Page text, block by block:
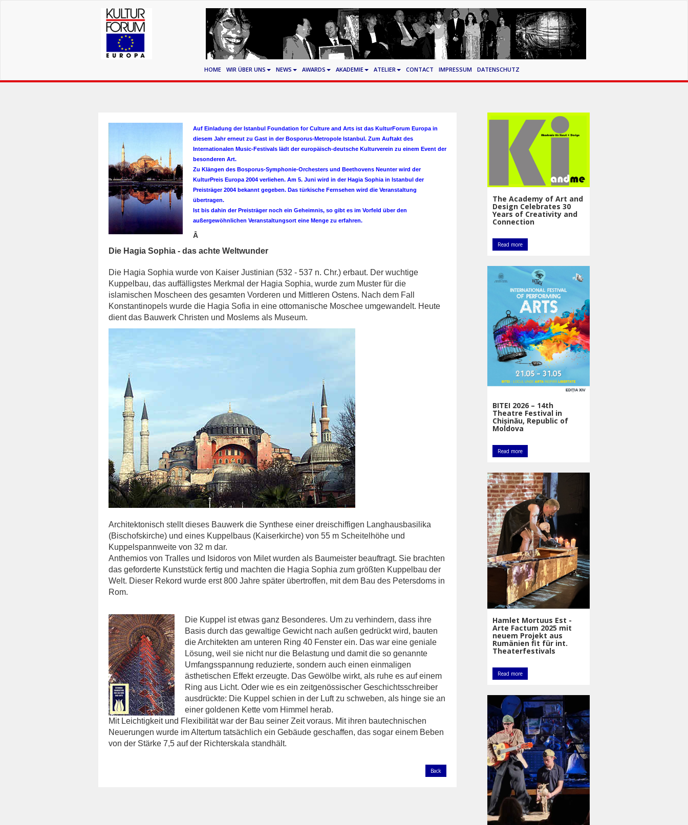
HOME WIR ÜBER UNS NEWS AWARDS AKADEMIE ATELIER CONTACT IMPRESSUM DATENSCHUTZ
Auf Einladung der Istanbul Foundation for Culture and Arts ist das KulturForum Europa in
diesem Jahr erneut zu Gast in der Bosporus-Metropole Istanbul. Zum Auftakt des
Internationalen Music-Festivals lädt der europäisch-deutsche Kulturverein zu einem Event der
besonderen Art.
Zu Klängen des Bosporus-Symphonie-Orchesters und Beethovens Neunter wird der
KulturPreis Europa 2004 verliehen. Am 5. Juni wird in der Hagia Sophia in Istanbul der
Preisträger 2004 bekannt gegeben. Das türkische Fernsehen wird die Veranstaltung
übertragen.
Ist bis dahin der Preisträger noch ein Geheimnis, so gibt es im Vorfeld über den
außergewöhnlichen Veranstaltungsort eine Menge zu erfahren.
Â
Die Hagia Sophia - das achte Weltwunder
Die Hagia Sophia wurde von Kaiser Justinian (532 - 537 n. Chr.) erbaut. Der wuchtige
Kuppelbau, das auffälligstes Merkmal der Hagia Sophia, wurde zum Muster für die
islamischen Moscheen des gesamten Vorderen und Mittleren Ostens. Nach dem Fall
Konstantinopels wurde die Hagia Sofia in eine ottomanische Moschee umgewandelt. Heute
dient das Bauwerk Christen und Moslems als Museum.
Architektonisch stellt dieses Bauwerk die Synthese einer dreischiffigen Langhausbasilika
(Bischofskirche) und eines Kuppelbaus (Kaiserkirche) von 55 m Scheitelhöhe und
Kuppelspannweite von 32 m dar.
Anthemios von Tralles und Isidoros von Milet wurden als Baumeister beauftragt. Sie brachten
das geforderte Kunststück fertig und machten die Hagia Sophia zum größten Kuppelbau der
Welt. Dieser Rekord wurde erst 800 Jahre später übertroffen, mit dem Bau des Petersdoms in
Rom.
Die Kuppel ist etwas ganz Besonderes. Um zu verhindern, dass ihre
Basis durch das gewaltige Gewicht nach außen gedrückt wird, bauten
die Architekten am unteren Ring 40 Fenster ein. Das war eine geniale
Lösung, weil sie nicht nur die Belastung und damit die so genannte
Umfangsspannung reduzierte, sondern auch einen einmaligen
ästhetischen Effekt erzeugte. Das Gewölbe wirkt, als ruhe es auf einem
Ring aus Licht. Oder wie es ein zeitgenössischer Geschichtsschreiber
ausdrückte: Die Kuppel schien in der Luft zu schweben, als hinge sie an
einer goldenen Kette vom Himmel herab.
Mit Leichtigkeit und Flexibilität war der Bau seiner Zeit voraus. Mit ihren bautechnischen
Neuerungen wurde im Altertum tatsächlich ein Gebäude geschaffen, das sogar einem Beben
von der Stärke 7,5 auf der Richterskala standhält.
Back
The Academy of Art and
Design Celebrates 30
Years of Creativity and
Connection
Read more
BITEI 2026 – 14th
Theatre Festival in
Chișinău, Republic of
Moldova
Read more
Hamlet Mortuus Est -
Arte Factum 2025 mit
neuem Projekt aus
Rumänien fit für int.
Theaterfestivals
Read more